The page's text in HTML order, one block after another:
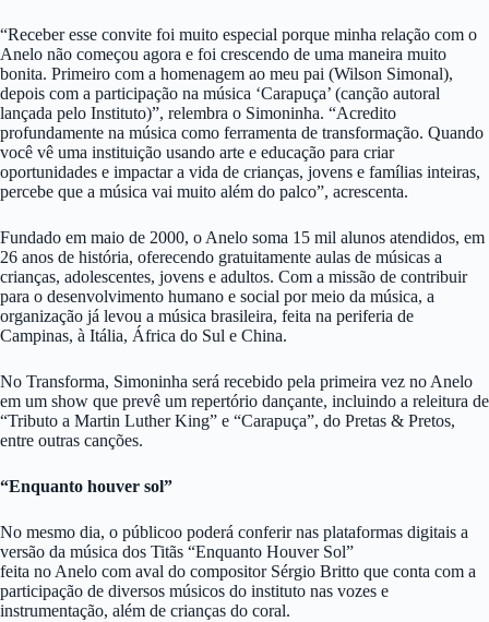
“Receber esse convite foi muito especial porque minha relação com o
Anelo não começou agora e foi crescendo de uma maneira muito
bonita. Primeiro com a homenagem ao meu pai (Wilson Simonal),
depois com a participação na música ‘Carapuça’ (canção autoral
lançada pelo Instituto)”, relembra o Simoninha. “Acredito
profundamente na música como ferramenta de transformação. Quando
você vê uma instituição usando arte e educação para criar
oportunidades e impactar a vida de crianças, jovens e famílias inteiras,
percebe que a música vai muito além do palco”, acrescenta.
Fundado em maio de 2000, o Anelo soma 15 mil alunos atendidos, em
26 anos de história, oferecendo gratuitamente aulas de músicas a
crianças, adolescentes, jovens e adultos. Com a missão de contribuir
para o desenvolvimento humano e social por meio da música, a
organização já levou a música brasileira, feita na periferia de
Campinas, à Itália, África do Sul e China.
No Transforma, Simoninha será recebido pela primeira vez no Anelo
em um show que prevê um repertório dançante, incluindo a releitura de
“Tributo a Martin Luther King” e “Carapuça”, do Pretas & Pretos,
entre outras canções.
“Enquanto houver sol”
No mesmo dia, o públicoo poderá conferir nas plataformas digitais a
versão da música dos Titãs “Enquanto Houver Sol”
feita no Anelo com aval do compositor Sérgio Britto que conta com a
participação de diversos músicos do instituto nas vozes e
instrumentação, além de crianças do coral.